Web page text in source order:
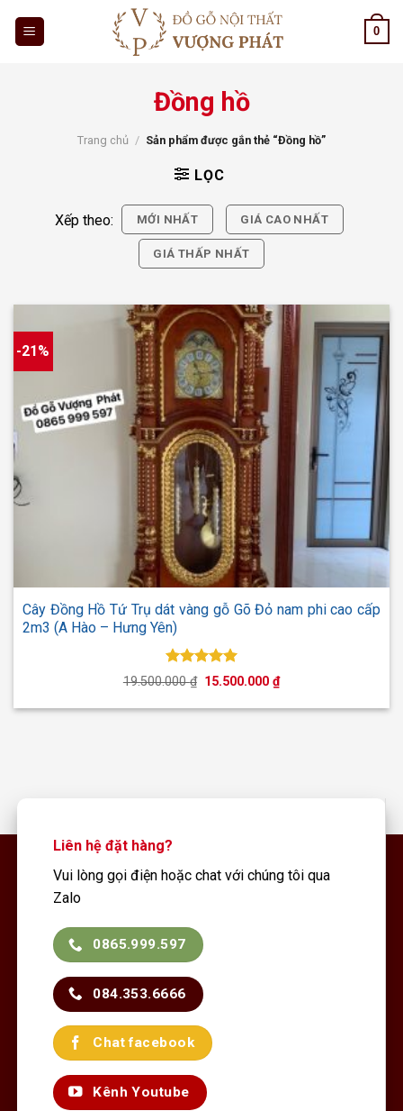
0
Đồng hồ
Trang chủ / Sản phẩm được gắn thẻ “Đồng hồ”
LỌC
Xếp theo: MỚI NHẤT GIÁ CAO NHẤT
GIÁ THẤP NHẤT
-21%
Cây Đồng Hồ Tứ Trụ dát vàng gỗ Gõ Đỏ nam phi cao cấp
2m3 (A Hào – Hưng Yên)
Được xếp
hạng 5.00
5 sao
19.500.000₫ Giá
là:
15.500.000₫Giá
hiện
tại
Liên hệ đặt hàng?
Vui lòng gọi điện hoặc chat với chúng tôi qua
Zalo
0865.999.597
084.353.6666
Chat facebook
Kênh Youtube